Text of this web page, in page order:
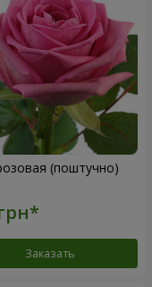
(поштучно)
Заказать